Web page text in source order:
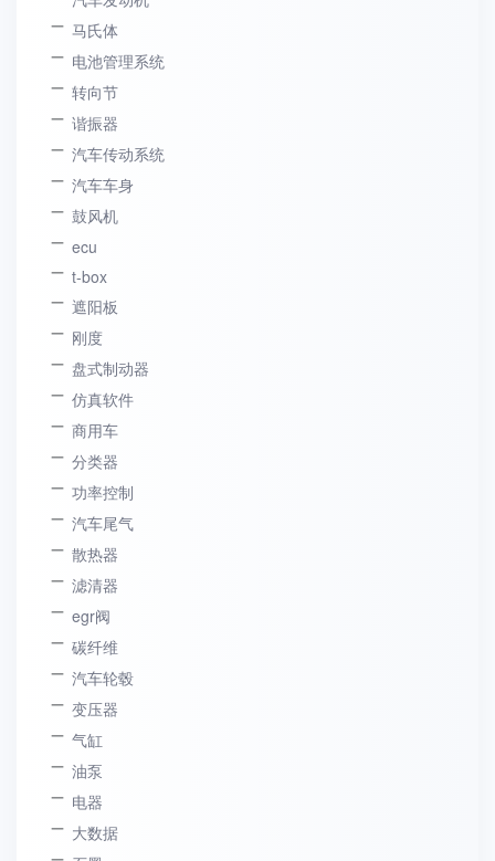
马氏体
电池管理系统
转向节
谐振器
汽车传动系统
汽车车身
鼓风机
ecu
t-box
遮阳板
刚度
盘式制动器
仿真软件
商用车
分类器
功率控制
汽车尾气
散热器
滤清器
egr阀
碳纤维
汽车轮毂
变压器
气缸
油泵
电器
大数据